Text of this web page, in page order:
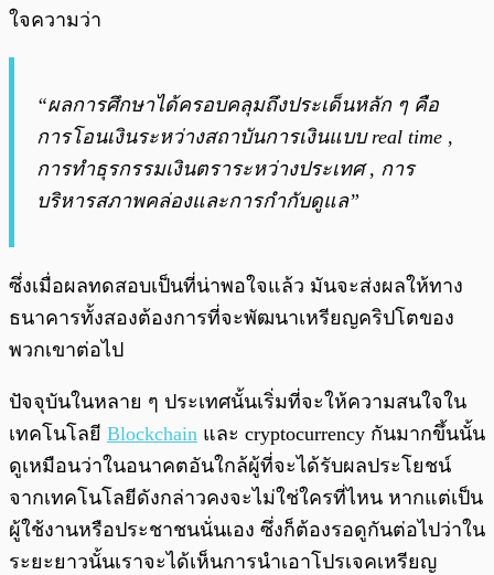
ใจความว่า
“ผลการศึกษาได้ครอบคลุมถึงประเด็นหลัก ๆ คือ
การโอนเงินระหว่างสถาบันการเงินแบบ real time ,
การทำธุรกรรมเงินตราระหว่างประเทศ , การ
บริหารสภาพคล่องและการกำกับดูแล”
ซึ่งเมื่อผลทดสอบเป็นที่น่าพอใจแล้ว มันจะส่งผลให้ทาง
ธนาคารทั้งสองต้องการที่จะพัฒนาเหรียญคริปโตของ
พวกเขาต่อไป
ปัจจุบันในหลาย ๆ ประเทศนั้นเริ่มที่จะให้ความสนใจใน
เทคโนโลยี Blockchain และ cryptocurrency กันมากขึ้นนั้น
ดูเหมือนว่าในอนาคตอันใกล้ผู้ที่จะได้รับผลประโยชน์
จากเทคโนโลยีดังกล่าวคงจะไม่ใช่ใครที่ไหน หากแต่เป็น
ผู้ใช้งานหรือประชาชนนั่นเอง ซึ่งก็ต้องรอดูกันต่อไปว่าใน
ระยะยาวนั้นเราจะได้เห็นการนำเอาโปรเจคเหรียญ